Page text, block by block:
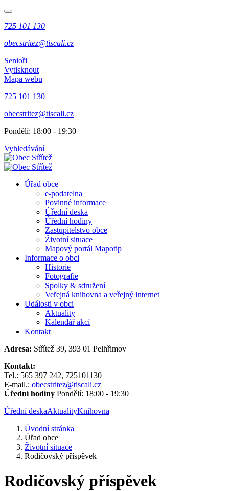
725 101 130
obecstritez@tiscali.cz
Senioři
Vytisknout
Mapa webu
725 101 130
obecstritez@tiscali.cz
Pondělí: 18:00 - 19:30
Vyhledávání
Úřad obce
e-podatelna
Povinné informace
Úřední deska
Úřední hodiny
Zastupitelstvo obce
Životní situace
Mapový portál Mapotip
Informace o obci
Historie
Fotografie
Spolky & sdružení
Veřejná knihovna a veřejný internet
Události v obci
Aktuality
Kalendář akcí
Kontakt
Adresa: Střítež 39, 393 01 Pelhřimov
Kontakt:
Tel.: 565 397 242, 725101130
E-mail.: obecstritez@tiscali.cz
Úřední hodiny Pondělí: 18:00 - 19:30
Úřední deskaAktualityKnihovna
Úvodní stránka
Úřad obce
Životní situace
Rodičovský příspěvek
Rodičovský příspěvek